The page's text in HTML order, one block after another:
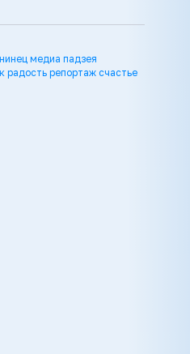
медиа падзея
радость репортаж счастье